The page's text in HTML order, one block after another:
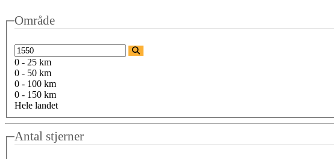
Område
0 - 25 km
0 - 50 km
0 - 100 km
0 - 150 km
Hele landet
Antal stjerner